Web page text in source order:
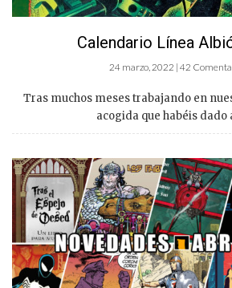
Calendario Línea
24 marzo, 2022 | 42
Tras muchos meses trabajando en
acogida que habéis dado